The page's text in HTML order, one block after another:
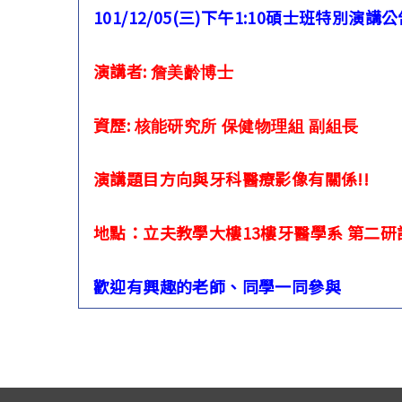
101/12/05(三)下午1:10碩士班特別演講公
演講者: 詹美齡博士
資歷:核能研究所 保健物理組副組長
演講題目方向與牙科醫療影像有關係!!
地點：立夫教學大樓13樓牙醫學系 第二研
歡迎有興趣的老師、同學一同參與